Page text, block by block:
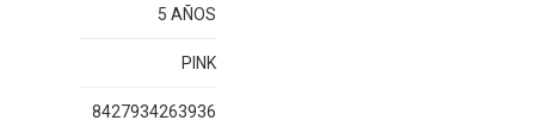
5 AÑOS
PINK
8427934263936